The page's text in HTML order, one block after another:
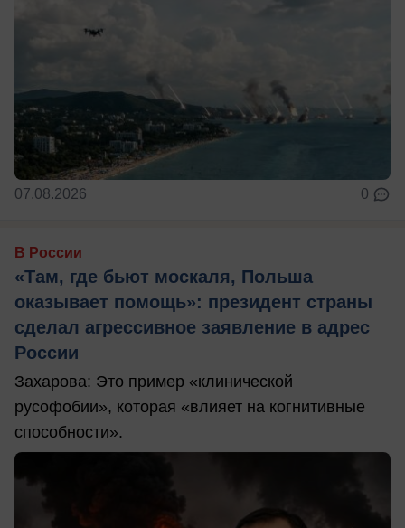
07.08.2026 0
В России
«Там, где бьют москаля, Польша
оказывает помощь»: президент страны
сделал агрессивное заявление в адрес
России
Захарова: Это пример «клинической
русофобии», которая «влияет на когнитивные
способности».